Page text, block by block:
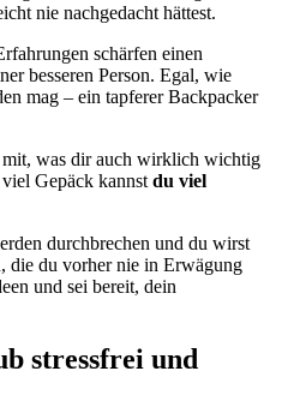
nie nachgedacht hättest.
schärfen einen
besseren Person. Egal, wie
mag – ein tapferer Backpacker
was dir auch wirklich wichtig
Gepäck kannst du viel
durchbrechen und du wirst
die du vorher nie in Erwägung
und sei bereit, dein
stressfrei und